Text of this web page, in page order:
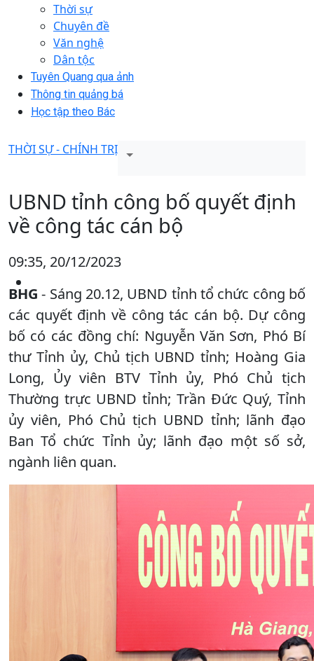
Thời sự
Chuyên đề
Văn nghệ
Dân tộc
Tuyên Quang qua ảnh
Thông tin quảng bá
Học tập theo Bác
THỜI SỰ - CHÍNH TRỊ
UBND tỉnh công bố quyết định
về công tác cán bộ
09:35, 20/12/2023
BHG- Sáng 20.12, UBND tỉnh tổ chức công bố
các quyết định về công tác cán bộ. Dự công
bố có các đồng chí: Nguyễn Văn Sơn, Phó Bí
thư Tỉnh ủy, Chủ tịch UBND tỉnh; Hoàng Gia
Long, Ủy viên BTV Tỉnh ủy, Phó Chủ tịch
Thường trực UBND tỉnh; Trần Đức Quý, Tỉnh
ủy viên, Phó Chủ tịch UBND tỉnh; lãnh đạo
Ban Tổ chức Tỉnh ủy; lãnh đạo một số sở,
ngành liên quan.